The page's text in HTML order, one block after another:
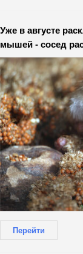
Уже в августе
мышей - сосед
Перейти